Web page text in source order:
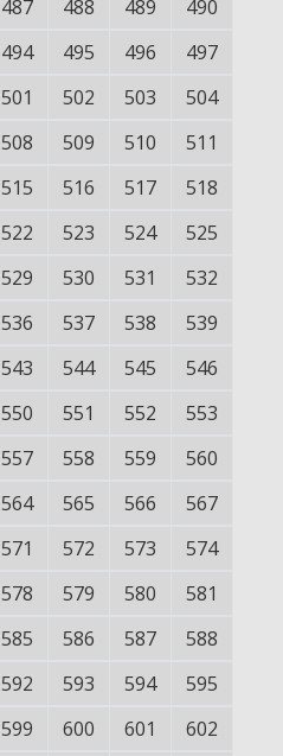
487 488 489
490
494 495 496
497
501 502 503
504
508 509 510
511
515 516 517
518
522 523 524
525
529 530 531
532
536 537 538
539
543 544 545
546
550 551 552
553
557 558 559
560
564 565 566
567
571 572 573
574
578 579 580
581
585 586 587
588
592 593 594
595
599 600 601
602